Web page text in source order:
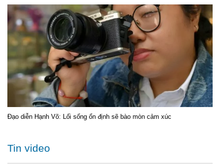
Đạo diễn Hạnh Võ: Lối sống ổn định sẽ bào mòn cảm xúc
Tin video